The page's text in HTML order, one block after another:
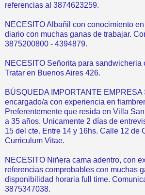
referencias al 3874623259.
NECESITO Albañil con conocimiento
diario con muchas ganas de trabajar.
3875200800 - 4394879.
NECESITO Señorita para sandwicheria
Tratar en Buenos Aires 426.
BÚSQUEDA IMPORTANTE EMPRESA
encargado/a con experiencia en
Preferentemente que resida en Villa
a 35 años. Unicamente 2 días de
15 del cte. Entre 14 y 16hs. Calle 12 de
Curriculum Vitae.
NECESITO Niñera cama adentro, con
referencias comprobables con muchas
disponibilidad horaria full time.
3875347038.